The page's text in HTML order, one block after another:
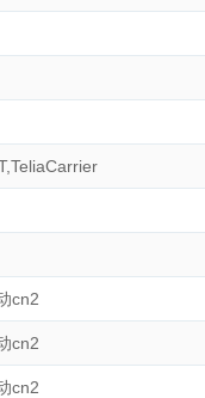
,TeliaCarrier
cn2
cn2
cn2